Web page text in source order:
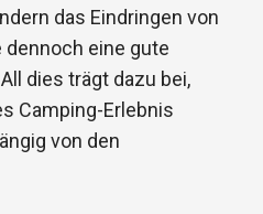
das Eindringen von
dennoch eine gute
dies trägt dazu bei,
Camping-Erlebnis
von den